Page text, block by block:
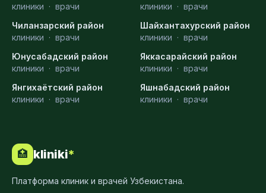
клиники · врачи
клиники · врачи
Чиланзарский район
клиники · врачи
Шайхантахурский район
клиники · врачи
Юнусабадский район
клиники · врачи
Яккасарайский район
клиники · врачи
Янгихаётский район
клиники · врачи
Яшнабадский район
клиники · врачи
🏥 kliniki*
Платформа клиник и врачей Узбекистана.